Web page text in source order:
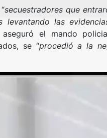
secuestradores que
levantando las
aseguró el mando
se “procedió a la